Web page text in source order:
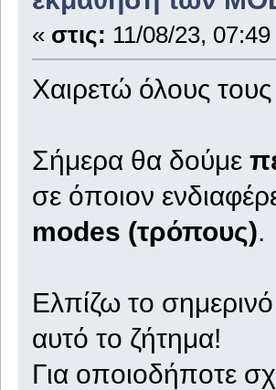
« στις: 11/08/23, 07:49
Χαιρετώ όλους τους
Σήμερα θα δούμε
σε όποιον
modes (τρόπους).
Ελπίζω το
αυτό το ζήτημα!
Για οποιοδήποτε